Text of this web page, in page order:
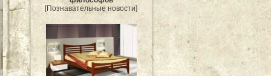
[Познавательные новости]